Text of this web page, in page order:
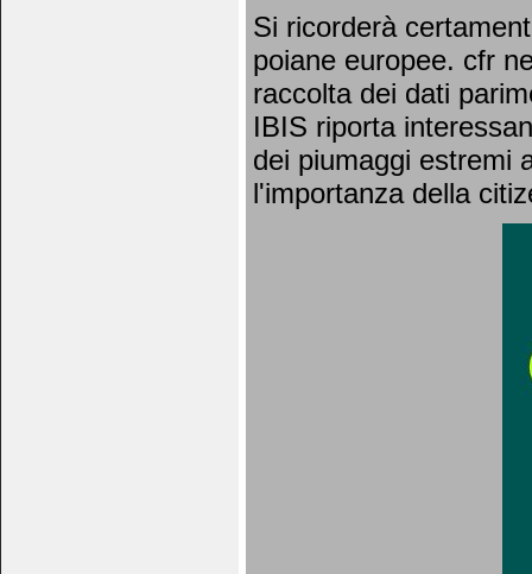
Si ricorderà
poiane europee. cfr
raccolta dei dati
IBIS riporta
dei piumaggi estremi
l'importanza della